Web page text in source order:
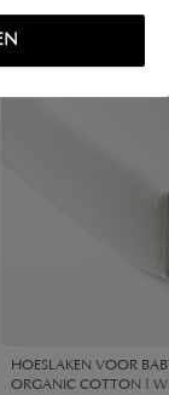
HOESLAKEN VOOR
ORGANIC COTTON |